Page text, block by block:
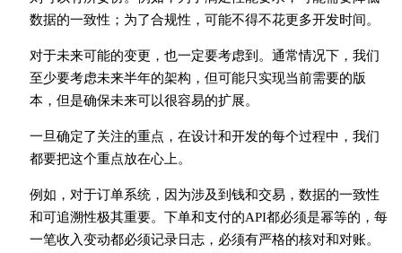
数据的一致性；为了合规性，可能不得不花更多开发时间。
对于未来可能的变更，也一定要考虑到。通常情况下，我们
至少要考虑未来半年的架构，但可能只实现当前需要的版
本，但是确保未来可以很容易的扩展。
一旦确定了关注的重点，在设计和开发的每个过程中，我们
都要把这个重点放在心上。
例如，对于订单系统，因为涉及到钱和交易，数据的一致性
和可追溯性极其重要。下单和支付的API都必须是幂等的，每
一笔收入变动都必须记录日志，必须有严格的核对和对账。